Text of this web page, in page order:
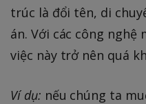
trúc là đổi tên, di
án. Với các công
việc này trở nên quá
Ví dụ: nếu chúng ta